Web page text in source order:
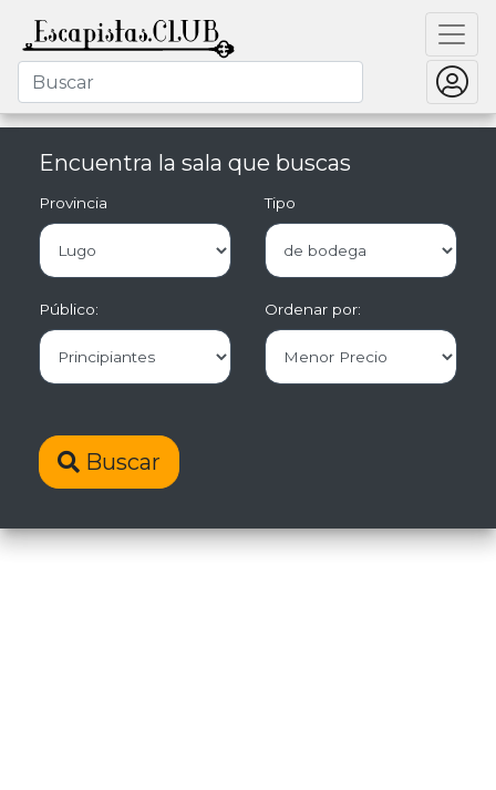
Encuentra la sala que buscas
Provincia Tipo
Público: Ordenar por:
Buscar